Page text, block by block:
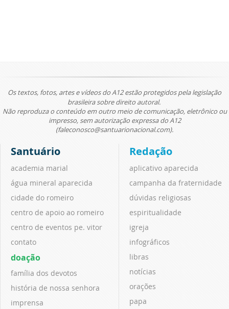
Os textos, fotos, artes e vídeos do A12 estão protegidos pela legislação
brasileira sobre direito autoral.
Não reproduza o conteúdo em outro meio de comunicação, eletrônico ou
impresso, sem autorização expressa do A12
(faleconosco@santuarionacional.com).
Santuário
academia marial
água mineral aparecida
cidade do romeiro
centro de apoio ao romeiro
centro de eventos pe. vitor
contato
doação
família dos devotos
história de nossa senhora
imprensa
Redação
aplicativo aparecida
campanha da fraternidade
dúvidas religiosas
espiritualidade
igreja
infográficos
libras
notícias
orações
papa